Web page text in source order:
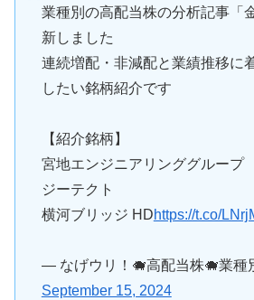
業種別の高配当株の分析記事「
新しました
連続増配・非減配と業績推移に
したい銘柄紹介です
【紹介銘柄】
宮地エンジニアリンググループ
ジーテクト
横河ブリッジ HDhttps://t.co/
— なげウリ！🐗高配当株🐗業種
September 15, 2024